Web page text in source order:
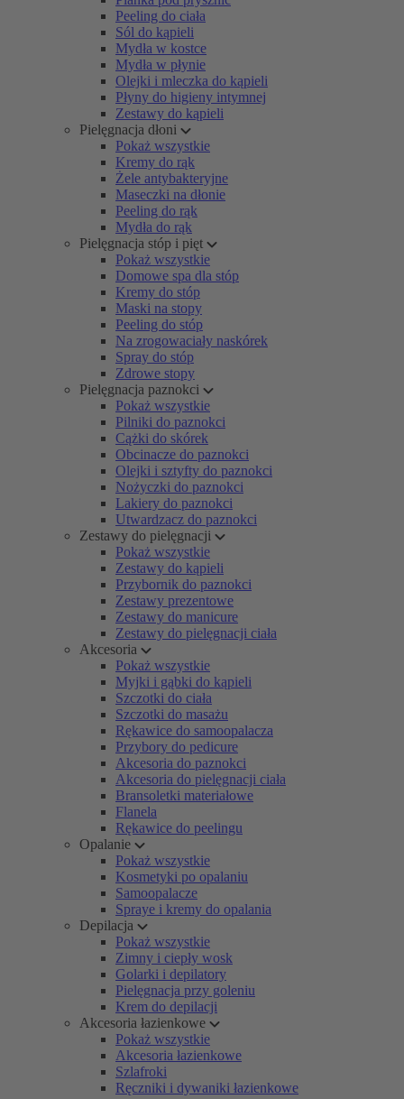
Peeling do ciała
Sól do kąpieli
Mydła w kostce
Mydła w płynie
Olejki i mleczka do kąpieli
Płyny do higieny intymnej
Zestawy do kąpieli
Pielęgnacja dłoni
Pokaż wszystkie
Kremy do rąk
Żele antybakteryjne
Maseczki na dłonie
Peeling do rąk
Mydła do rąk
Pielęgnacja stóp i pięt
Pokaż wszystkie
Domowe spa dla stóp
Kremy do stóp
Maski na stopy
Peeling do stóp
Na zrogowaciały naskórek
Spray do stóp
Zdrowe stopy
Pielęgnacja paznokci
Pokaż wszystkie
Pilniki do paznokci
Cążki do skórek
Obcinacze do paznokci
Olejki i sztyfty do paznokci
Nożyczki do paznokci
Lakiery do paznokci
Utwardzacz do paznokci
Zestawy do pielęgnacji
Pokaż wszystkie
Zestawy do kąpieli
Przybornik do paznokci
Zestawy prezentowe
Zestawy do manicure
Zestawy do pielęgnacji ciała
Akcesoria
Pokaż wszystkie
Myjki i gąbki do kąpieli
Szczotki do ciała
Szczotki do masażu
Rękawice do samoopalacza
Przybory do pedicure
Akcesoria do paznokci
Akcesoria do pielęgnacji ciała
Bransoletki materiałowe
Flanela
Rękawice do peelingu
Opalanie
Pokaż wszystkie
Kosmetyki po opalaniu
Samoopalacze
Spraye i kremy do opalania
Depilacja
Pokaż wszystkie
Zimny i ciepły wosk
Golarki i depilatory
Pielęgnacja przy goleniu
Krem do depilacji
Akcesoria łazienkowe
Pokaż wszystkie
Akcesoria łazienkowe
Szlafroki
Ręczniki i dywaniki łazienkowe